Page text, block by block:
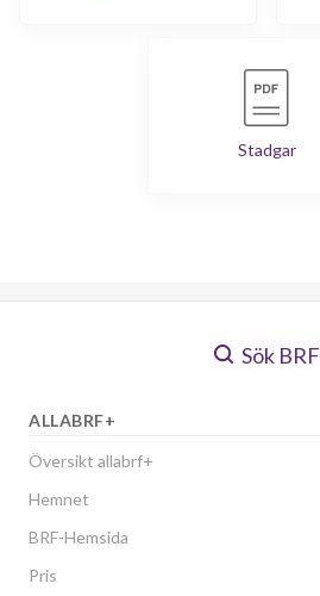
Stadgar
Sök BRF
ALLABRF+
Översikt allabrf+
Hemnet
BRF-Hemsida
Pris